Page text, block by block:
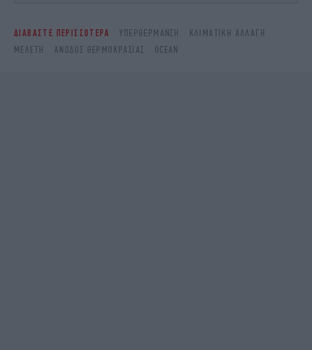
ΔΙΑΒΑΣΤΕ ΠΕΡΙΣΣΟΤΕΡΑ ΥΠΕΡΘΈΡΜΑΝΣΗ
ΚΛΙΜΑΤΙΚΉ ΑΛΛΑΓΉ
ΜΕΛΈΤΗ
ΆΝΟΔΟΣ ΘΕΡΜΟΚΡΑΣΊΑΣ OCEAN